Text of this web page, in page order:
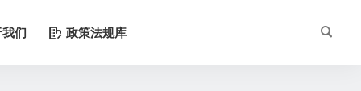
们 政策法规库